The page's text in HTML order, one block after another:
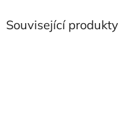
Související produkty